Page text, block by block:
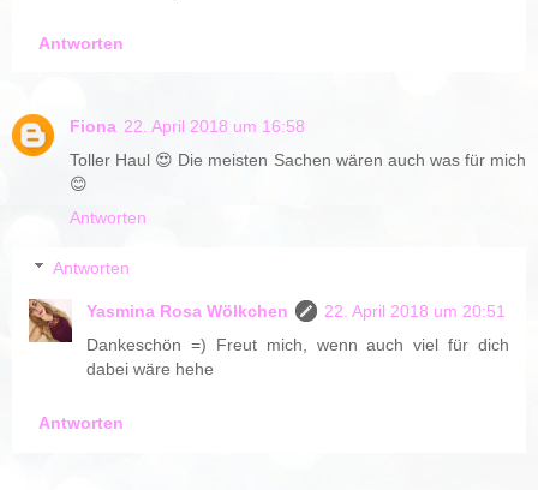
Antworten
Fiona 22. April 2018 um 16:58
Toller Haul 😍 Die meisten Sachen wären auch was für mich
😊
Antworten
Antworten
Yasmina Rosa Wölkchen
22. April 2018 um 20:51
Dankeschön =) Freut mich, wenn auch viel für dich
dabei wäre hehe
Antworten